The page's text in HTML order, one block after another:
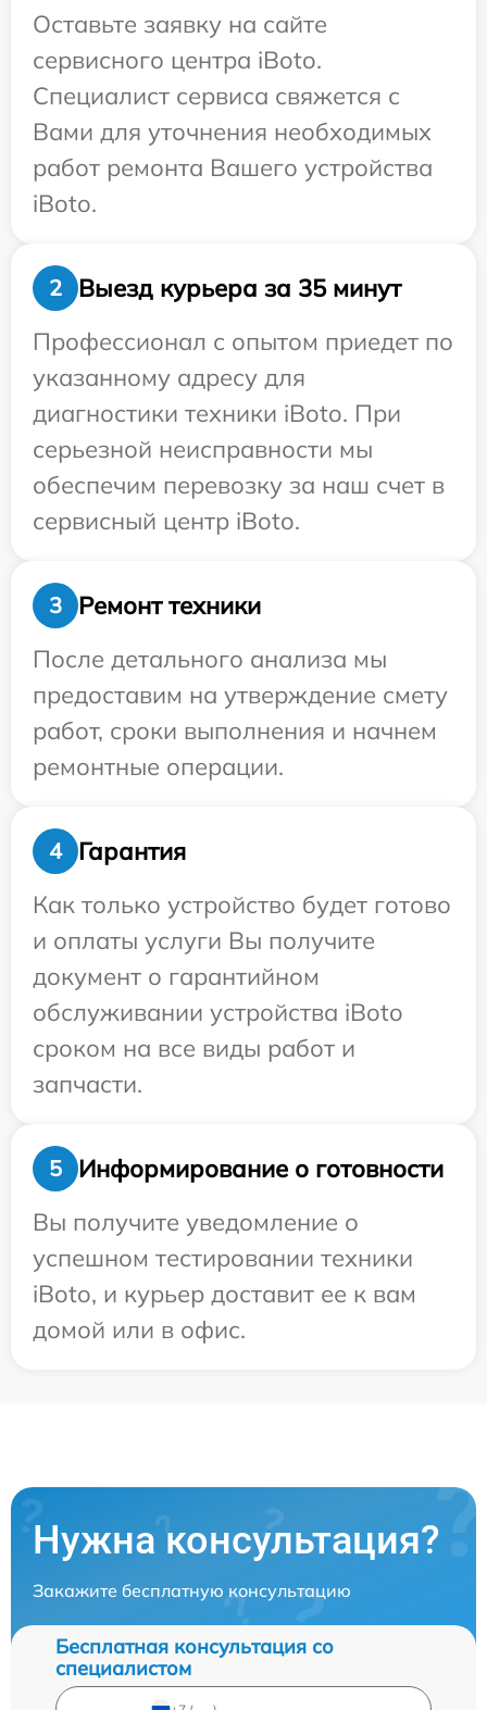
Оставьте заявку на сайте
сервисного центра iBoto.
Специалист сервиса свяжется с
Вами для уточнения необходимых
работ ремонта Вашего устройства
iBoto.
2
Выезд курьера за 35 минут
Профессионал с опытом приедет по
указанному адресу для
диагностики техники iBoto. При
серьезной неисправности мы
обеспечим перевозку за наш счет в
сервисный центр iBoto.
3
Ремонт техники
После детального анализа мы
предоставим на утверждение смету
работ, сроки выполнения и начнем
ремонтные операции.
4
Гарантия
Как только устройство будет готово
и оплаты услуги Вы получите
документ о гарантийном
обслуживании устройства iBoto
сроком на все виды работ и
запчасти.
5
Информирование о готовности
Вы получите уведомление о
успешном тестировании техники
iBoto, и курьер доставит ее к вам
домой или в офис.
Нужна консультация?
Закажите бесплатную консультацию
Бесплатная консультация со
специалистом